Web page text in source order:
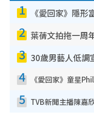
1
2
3
4
5